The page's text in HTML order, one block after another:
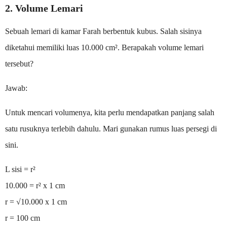
2. Volume Lemari
Sebuah lemari di kamar Farah berbentuk kubus. Salah sisinya
diketahui memiliki luas 10.000 cm². Berapakah volume lemari
tersebut?
Jawab:
Untuk mencari volumenya, kita perlu mendapatkan panjang salah
satu rusuknya terlebih dahulu. Mari gunakan rumus luas persegi di
sini.
L sisi = r²
10.000 = r² x 1 cm
r = √10.000 x 1 cm
r = 100 cm